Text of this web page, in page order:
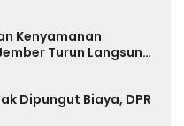
Kenyamanan
Turun Langsung
Dipungut Biaya, DPR